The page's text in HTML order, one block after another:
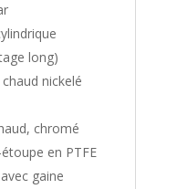
long)
nickelé
chromé
en PTFE
gaine